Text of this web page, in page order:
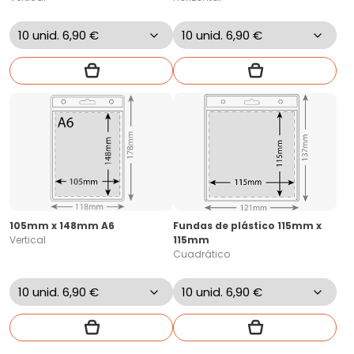
105mm x 148mm A6
Vertical
Fundas de plástico 115mm x
115mm
Cuadrático